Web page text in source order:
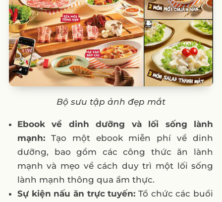
Bộ sưu tập ảnh đẹp mắt
Ebook về dinh dưỡng và lối sống lành
mạnh:Tạo một ebook miễn phí về dinh
dưỡng, bao gồm các công thức ăn lành
mạnh và mẹo về cách duy trì một lối sống
lành mạnh thông qua ẩm thực.
Sự kiện nấu ăn trực tuyến: Tổ chức các buổi